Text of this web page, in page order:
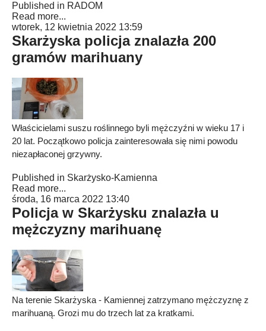
Published in RADOM
Read more...
wtorek, 12 kwietnia 2022 13:59
Skarżyska policja znalazła 200
gramów marihuany
Właścicielami suszu roślinnego byli mężczyźni w wieku 17 i
20 lat. Początkowo policja zainteresowała się nimi powodu
niezapłaconej grzywny.
Published in Skarżysko-Kamienna
Read more...
środa, 16 marca 2022 13:40
Policja w Skarżysku znalazła u
mężczyzny marihuanę
Na terenie Skarżyska - Kamiennej zatrzymano mężczyznę z
marihuaną. Grozi mu do trzech lat za kratkami.